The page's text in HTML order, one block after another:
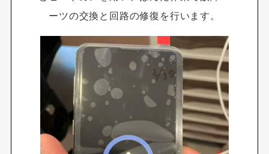
ーツの交換と回路の修復を行います。